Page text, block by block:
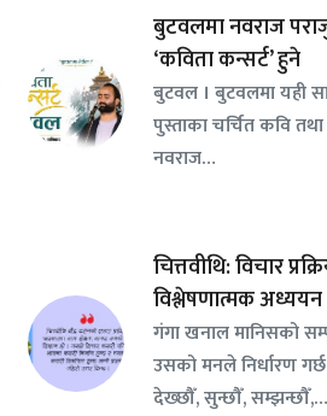
बुटवलमा नवराज
‘कविता कन्सर्ट’ हुने
बुटवल । बुटवलमा यही
पुस्ताका चर्चित कवि
नवराज…
चित्तवीथि: विचार
विश्लेषणात्मक अध्ययन
गंगा खनाल मानिसको
उसको मनले निर्धारण
देख्छौँ, सुन्छौँ, सम्झन्छौँ,…